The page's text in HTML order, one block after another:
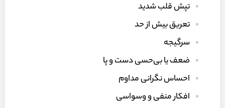
تپش قلب شدید
تعریق بیش از حد
سرگیجه
ضعف یا بی‌حسی دست و پا
احساس نگرانی مداوم
افکار منفی و وسواسی